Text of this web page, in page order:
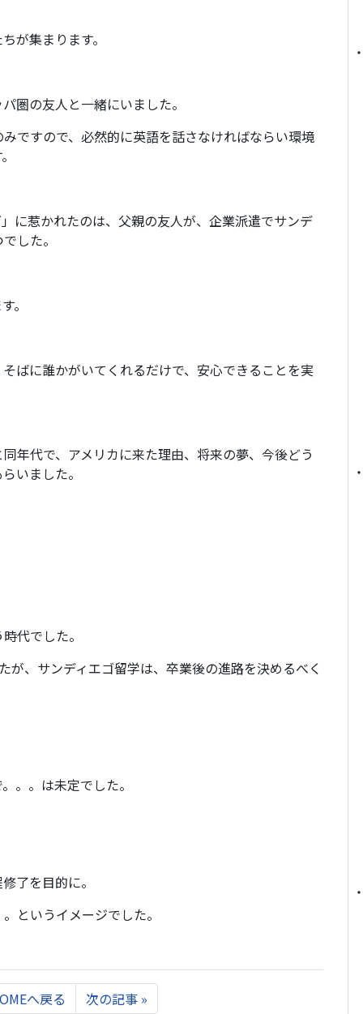
が集まります。
圏の友人と一緒にいました。
ですので、必然的に英語を話さなければならい環境
に惹かれたのは、父親の友人が、企業派遣でサンデ
した。
。
ばに誰かがいてくれるだけで、安心できることを実
年代で、アメリカに来た理由、将来の夢、今後どう
いました。
代でした。
、サンディエゴ留学は、卒業後の進路を決めるべく
。。は未定でした。
了を目的に。
というイメージでした。
へ戻る 次の記事 »